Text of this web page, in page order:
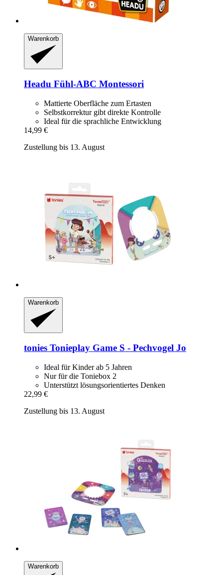
Warenkorb
Headu Fühl-​ABC Montessori
Mattierte Oberfläche zum Ertasten
Selbstkorrektur gibt direkte Kontrolle
Ideal für die sprachliche Entwicklung
14,99 €
Zustellung bis 13. August
Warenkorb
tonies Tonieplay Game S -​ Pechvogel Jo
Ideal für Kinder ab 5 Jahren
Nur für die Toniebox 2
Unterstützt lösungsorientiertes Denken
22,99 €
Zustellung bis 13. August
Warenkorb